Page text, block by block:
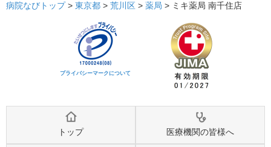
病院なびトップ > 東京都 > 荒川区 > 薬局 > ミキ薬局 南千住店
プライバシーマークについて
トップ 医療機関の皆様へ